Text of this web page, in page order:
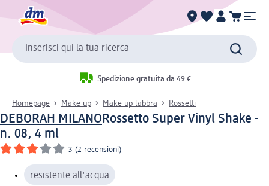
Inserisci qui la tua ricerca
Spedizione gratuita da 49 €
Homepage Make-up Make-up labbra Rossetti
DEBORAH MILANORossetto Super Vinyl Shake -
n. 08, 4 ml
3 (2 recensioni)
resistente all'acqua